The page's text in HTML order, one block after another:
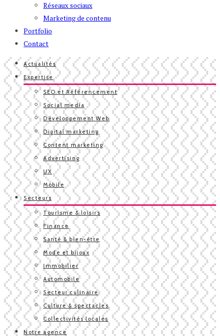
Réseaux sociaux
Marketing de contenu
Portfolio
Contact
Actualités
Expertise
SEO et Référencement
Social media
Développement Web
Digital marketing
Content marketing
Advertising
UX
Mobile
Secteurs
Tourisme & loisirs
Finance
Santé & bien-être
Mode et bijoux
Immobilier
Automobile
Secteur culinaire
Culture & spectacles
Collectivités locales
Notre agence